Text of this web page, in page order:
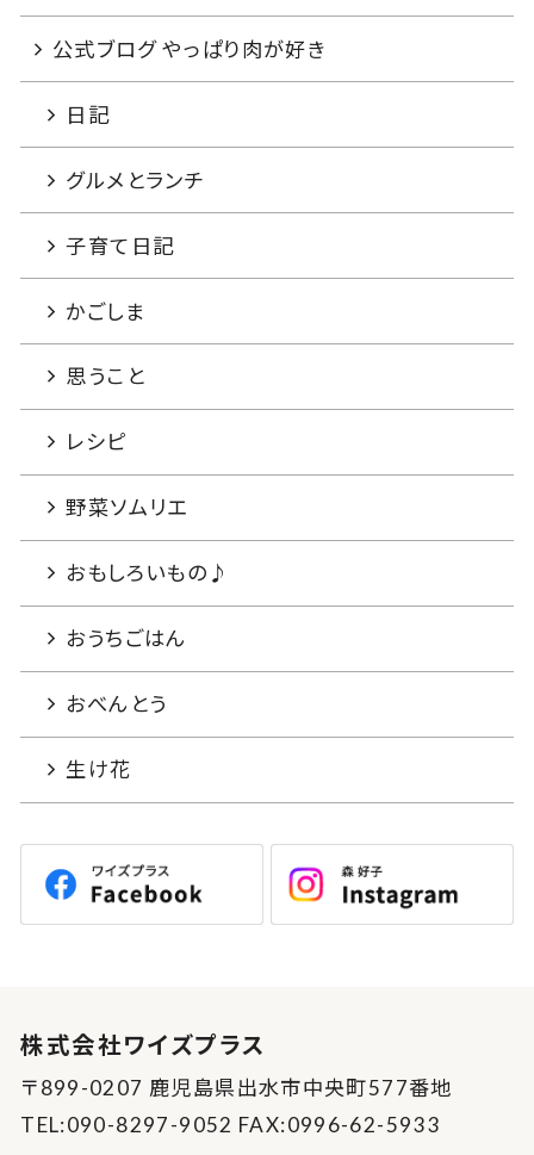
公式ブログ やっぱり肉が好き
日記
グルメとランチ
子育て日記
かごしま
思うこと
レシピ
野菜ソムリエ
おもしろいもの♪
おうちごはん
おべんとう
生け花
株式会社ワイズプラス
〒899-0207 鹿児島県出水市中央町577番地
TEL:090-8297-9052 FAX:0996-62-5933